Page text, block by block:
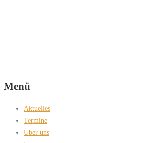
Menü
Aktuelles
Termine
Über uns